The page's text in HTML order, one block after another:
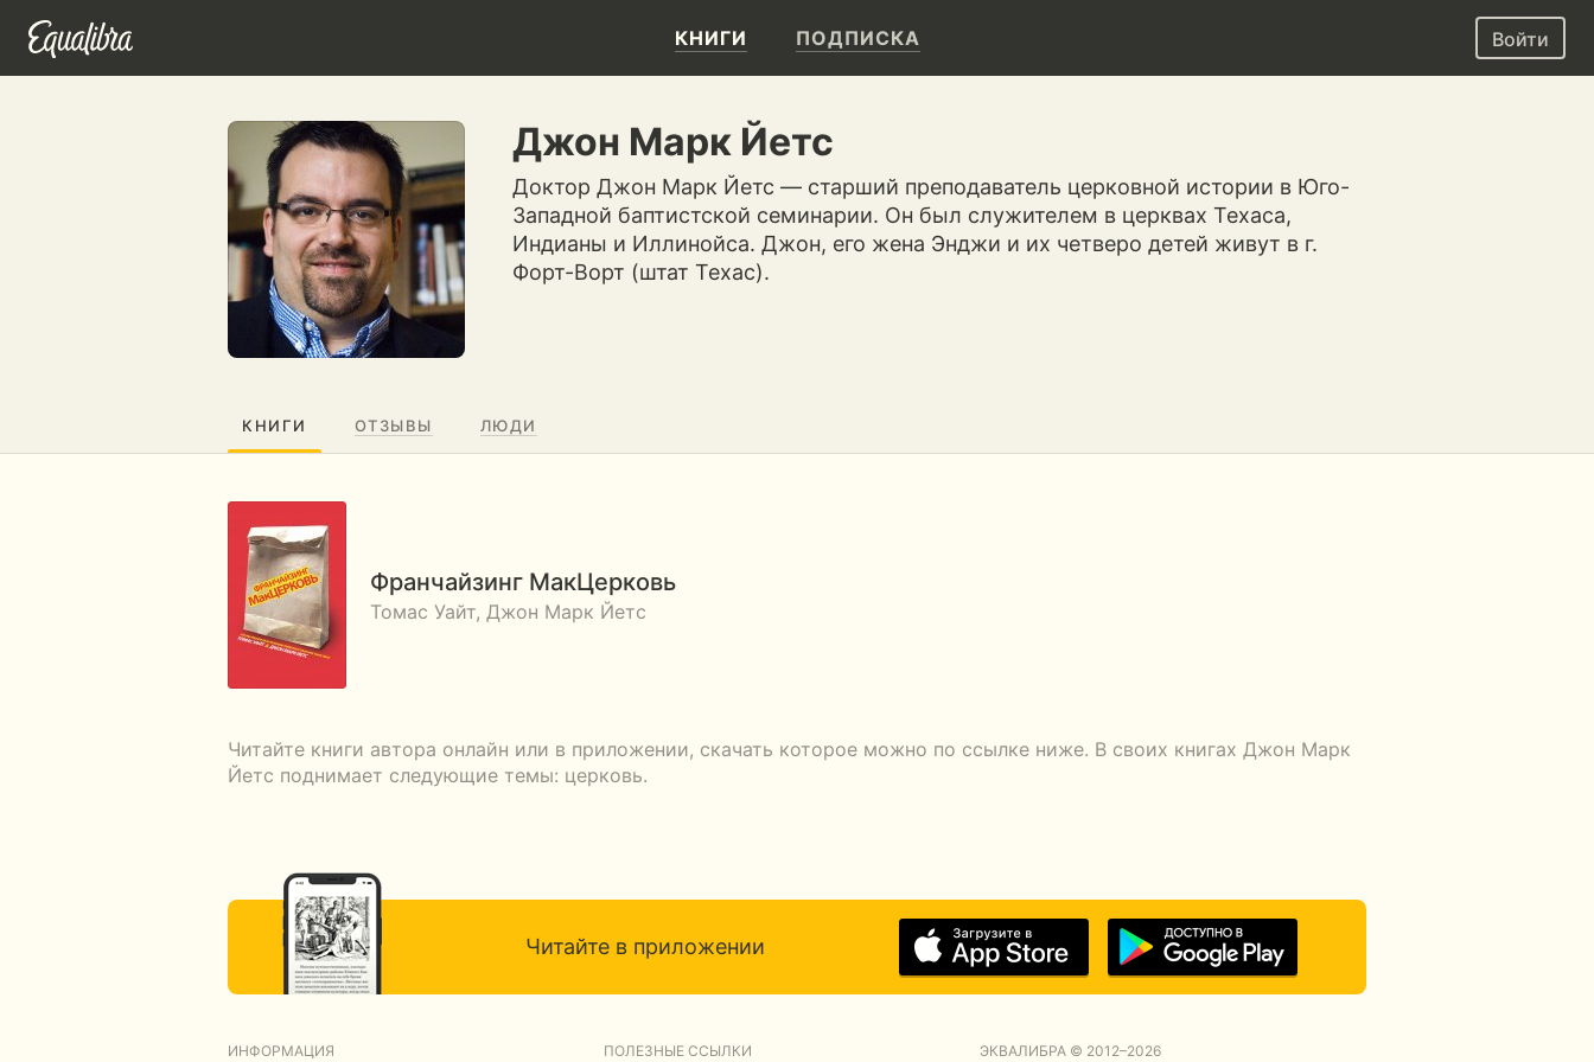
КНИГИ ПОДПИСКА Войти
Джон Марк Йетс
Доктор Джон Марк Йетс — старший преподаватель церковной истории в Юго-
Западной баптистской семинарии. Он был служителем в церквах Техаса,
Индианы и Иллинойса. Джон, его жена Энджи и их четверо детей живут в г.
Форт-Ворт (штат Техас).
КНИГИ ОТЗЫВЫ ЛЮДИ
Франчайзинг МакЦерковь
Томас Уайт, Джон Марк Йетс
Читайте книги автора онлайн или в приложении, скачать которое можно по ссылке ниже. В своих книгах Джон Марк
Йетс поднимает следующие темы: церковь.
Читайте в приложении
ИНФОРМАЦИЯ ПОЛЕЗНЫЕ ССЫЛКИ ЭКВАЛИБРА © 2012–2026